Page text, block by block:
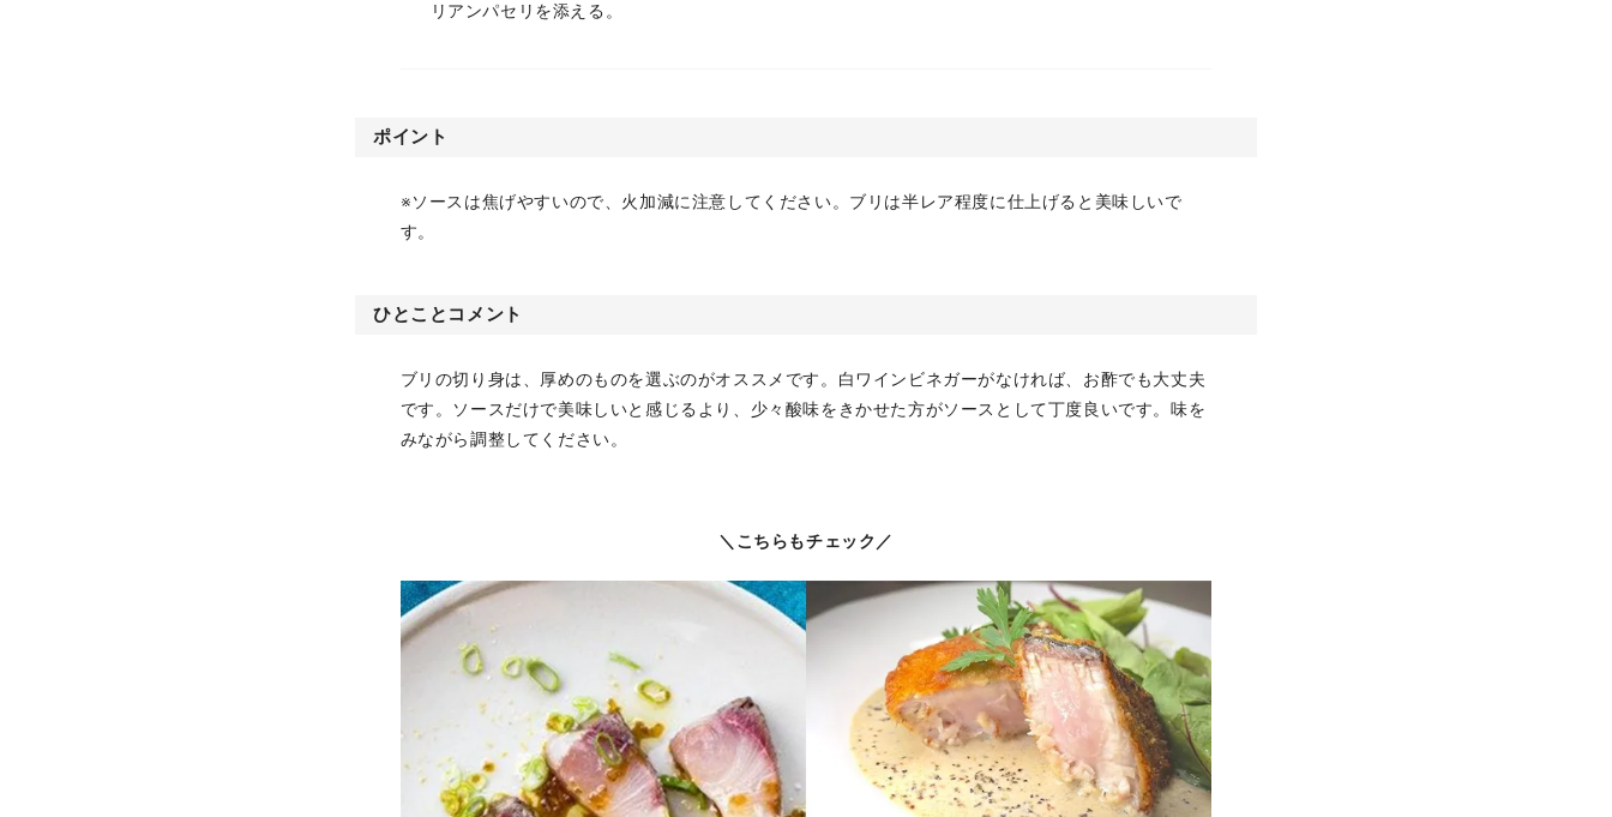
リアンパセリを添える。
ポイント
※ソースは焦げやすいので、火加減に注意してください。ブリは半レア程度に仕上げると美味しいで
す。
ひとことコメント
ブリの切り身は、厚めのものを選ぶのがオススメです。白ワインビネガーがなければ、お酢でも大丈夫
です。ソースだけで美味しいと感じるより、少々酸味をきかせた方がソースとして丁度良いです。味を
みながら調整してください。
＼こちらもチェック／